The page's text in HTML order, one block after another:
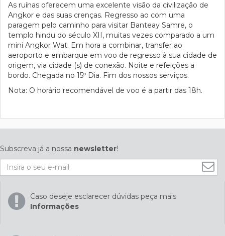
As ruínas oferecem uma excelente visão da civilização de
Angkor e das suas crenças. Regresso ao com uma
paragem pelo caminho para visitar Banteay Samre, o
templo hindu do século XII, muitas vezes comparado a um
mini Angkor Wat. Em hora a combinar, transfer ao
aeroporto e embarque em voo de regresso à sua cidade de
origem, via cidade (s) de conexão. Noite e refeições a
bordo. Chegada no 15º Dia. Fim dos nossos serviços.
Nota: O horário recomendável de voo é a partir das 18h.
Subscreva já a nossa newsletter!
Caso deseje esclarecer dúvidas peça mais
Informações